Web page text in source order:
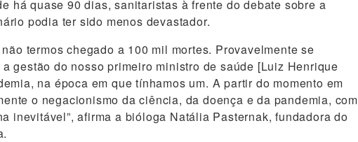
há quase 90 dias, sanitaristas à frente do debate sobre a
podia ter sido menos devastador.
termos chegado a 100 mil mortes. Provavelmente se
gestão do nosso primeiro ministro de saúde [Luiz Henrique
na época em que tínhamos um. A partir do momento em
o negacionismo da ciência, da doença e da pandemia, com
inevitável”, afirma a bióloga Natália Pasternak, fundadora do